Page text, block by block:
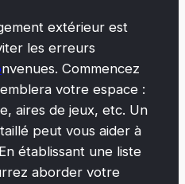
extérieur est
les erreurs
nvenues. Commencez
votre espace :
aires de jeux, etc. Un
peut vous aider à
établissant une liste
aborder votre